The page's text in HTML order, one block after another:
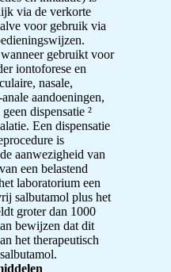
via de verkorte
voor gebruik via
gebruikt voor
iontoforese en
nasale,
aandoeningen,
dispensatie ²
Een dispensatie
is
aanwezigheid van
een belastend
laboratorium een
salbutamol plus het
groter dan 1000
bewijzen dat dit
het therapeutisch